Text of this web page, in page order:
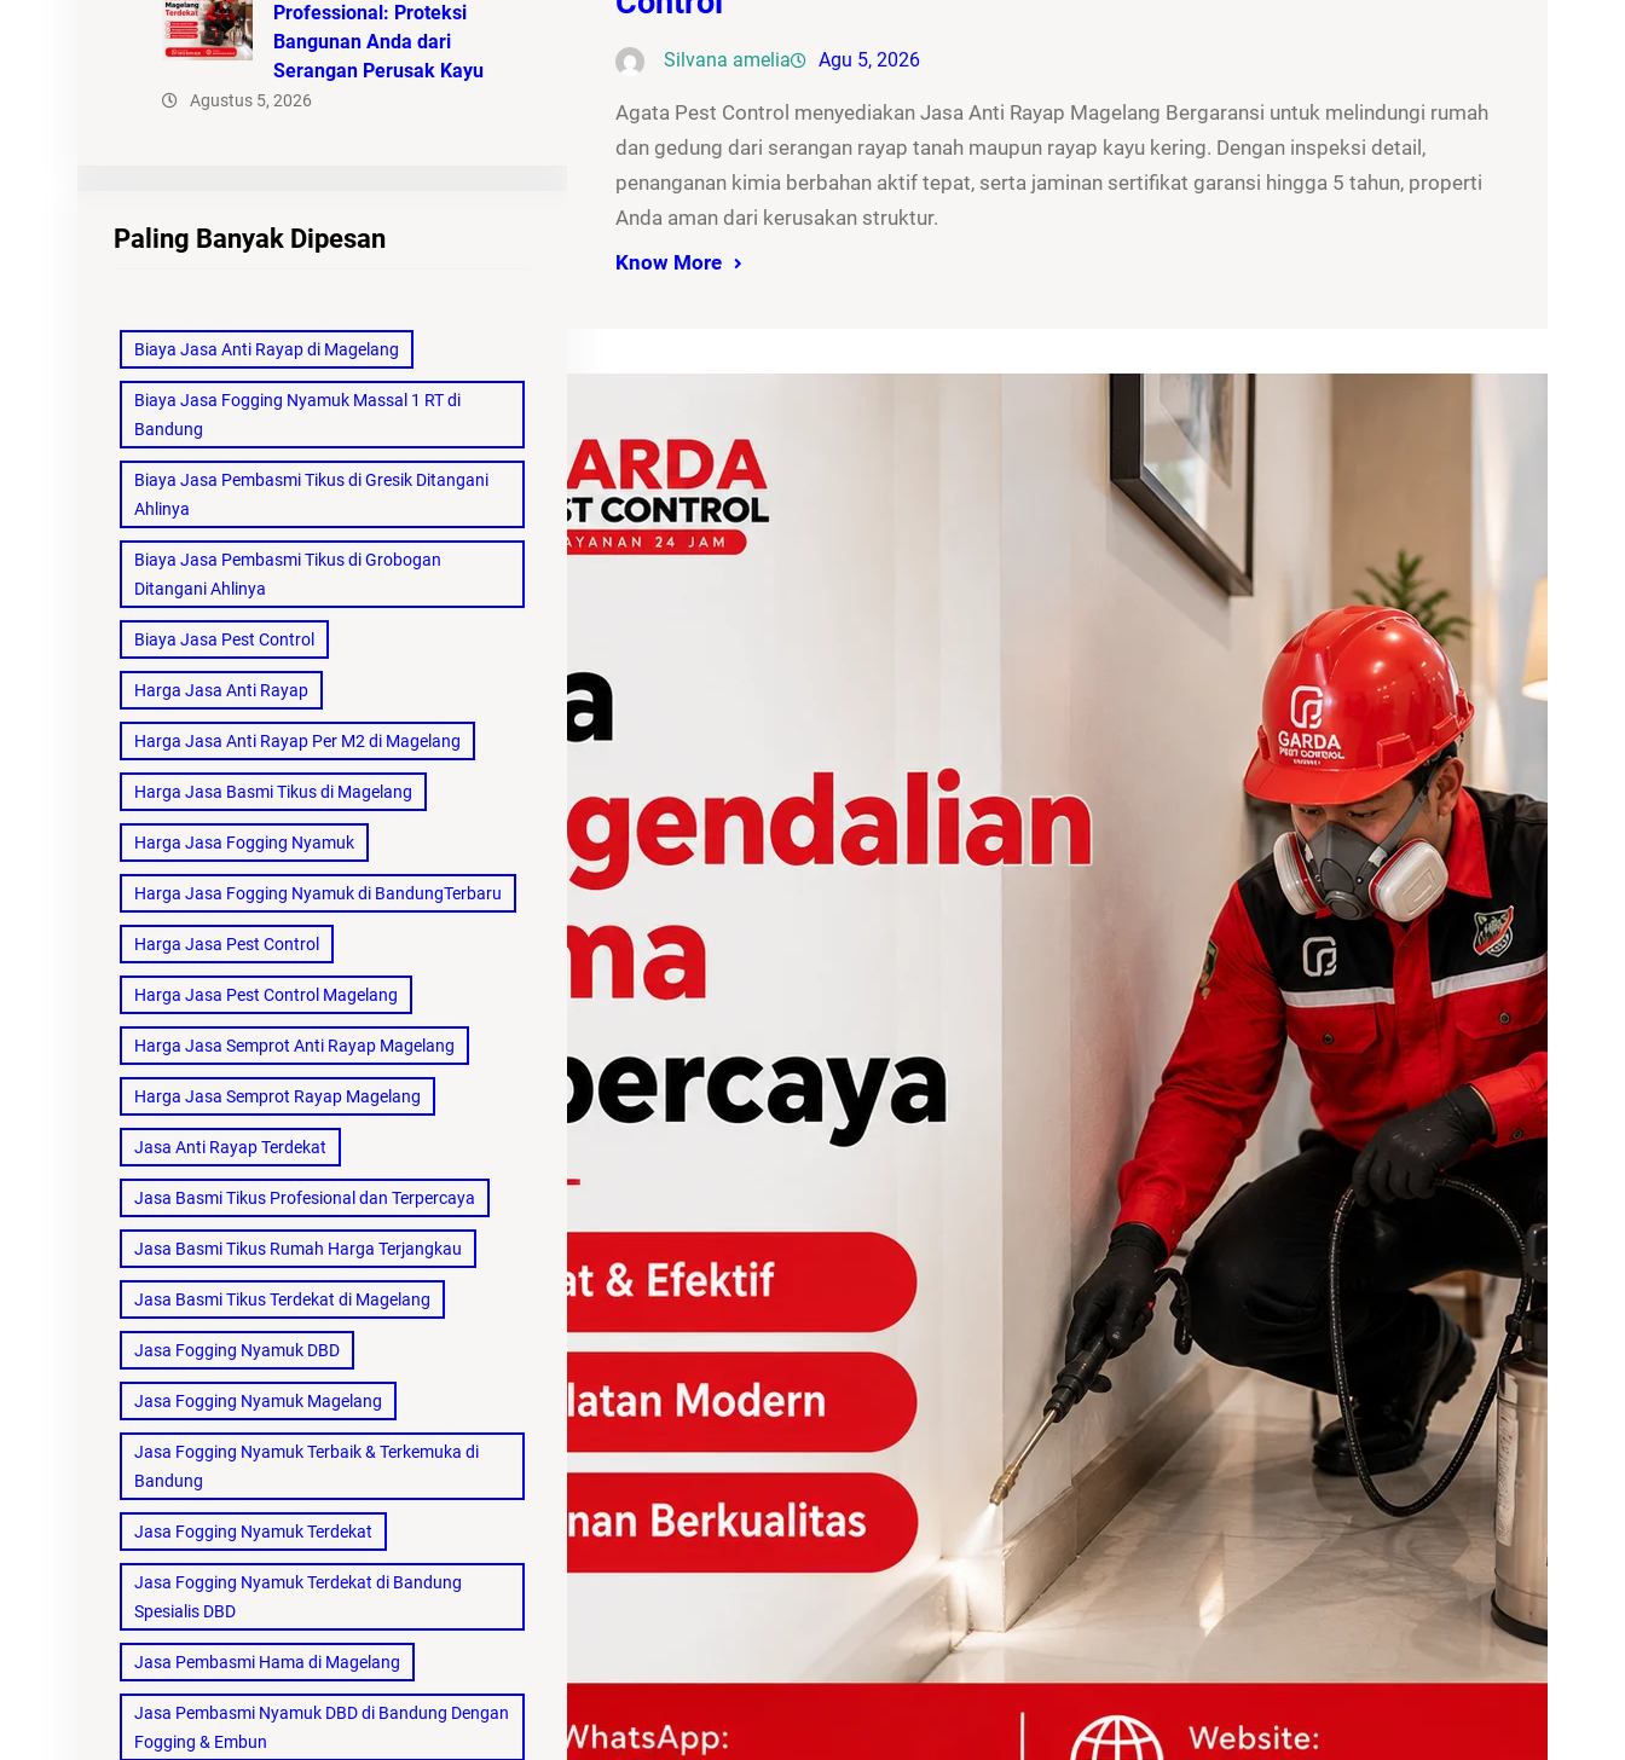
Professional: Proteksi
Bangunan Anda dari
Serangan Perusak Kayu
Agustus 5, 2026
Paling Banyak Dipesan
Biaya Jasa Anti Rayap di Magelang
Biaya Jasa Fogging Nyamuk Massal 1 RT di
Bandung
Biaya Jasa Pembasmi Tikus di Gresik Ditangani
Ahlinya
Biaya Jasa Pembasmi Tikus di Grobogan
Ditangani Ahlinya
Biaya Jasa Pest Control
Harga Jasa Anti Rayap
Harga Jasa Anti Rayap Per M2 di Magelang
Harga Jasa Basmi Tikus di Magelang
Harga Jasa Fogging Nyamuk
Harga Jasa Fogging Nyamuk di BandungTerbaru
Harga Jasa Pest Control
Harga Jasa Pest Control Magelang
Harga Jasa Semprot Anti Rayap Magelang
Harga Jasa Semprot Rayap Magelang
Jasa Anti Rayap Terdekat
Jasa Basmi Tikus Profesional dan Terpercaya
Jasa Basmi Tikus Rumah Harga Terjangkau
Jasa Basmi Tikus Terdekat di Magelang
Jasa Fogging Nyamuk DBD
Jasa Fogging Nyamuk Magelang
Jasa Fogging Nyamuk Terbaik & Terkemuka di
Bandung
Jasa Fogging Nyamuk Terdekat
Jasa Fogging Nyamuk Terdekat di Bandung
Spesialis DBD
Jasa Pembasmi Hama di Magelang
Jasa Pembasmi Nyamuk DBD di Bandung Dengan
Fogging & Embun
Silvana amelia Agu 5, 2026
Agata Pest Control menyediakan Jasa Anti Rayap Magelang Bergaransi untuk melindungi rumah
dan gedung dari serangan rayap tanah maupun rayap kayu kering. Dengan inspeksi detail,
penanganan kimia berbahan aktif tepat, serta jaminan sertifikat garansi hingga 5 tahun, properti
Anda aman dari kerusakan struktur.
Know More